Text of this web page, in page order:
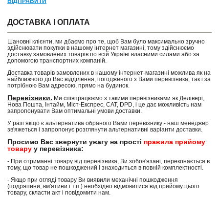
ДОСТАВКА І ОПЛАТА
Шановні клієнти, ми дбаємо про те, щоб Вам було максимально зручно
здійснювати покупки в нашому інтернет магазині, тому здійснюємо
доставку замовлених товарів по всій Україні власними силами або за
допомогою транспортних компаній.
Доставка товарів замовлених в нашому інтернет-магазині можлива як на
найближчого до Вас відділення, погодженого з Вами перевізника, так і за
потрібною Вам адресою, прямо на будинок.
Перевізники. Ми співпрацюємо з такими перевізниками як Делівері,
Нова Пошта, Інтайм, Міст-Експрес, САТ, DPD, і це дає можливість нам
запропонувати Вам оптимальні умови доставки.
У разі якщо є альтернатива обраного Вами перевізнику - наш менеджер
зв'яжеться і запропонує розглянути альтернативні варіанти доставки.
Просимо Вас звернути увагу на прості правила прийому
товару у перевізника:
- При отриманні товару від перевізника, Ви зобов'язані, переконається в
тому, що товар не пошкоджений і знаходиться в повній комплектності.
- Якщо при огляді товару Ви виявили механічні пошкодження
(подряпини, вм'ятини і т.п.) необхідно відмовитися від прийому цього
товару, скласти акт і повідомити нам.